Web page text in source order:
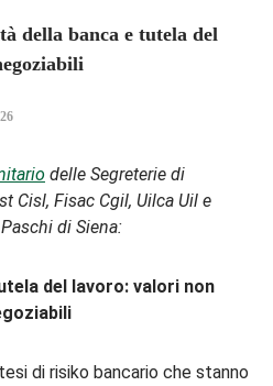
della banca e tutela del
delle Segreterie di
Cisl, Fisac Cgil, Uilca Uil e
di Siena:
del lavoro: valori non
di risiko bancario che stanno